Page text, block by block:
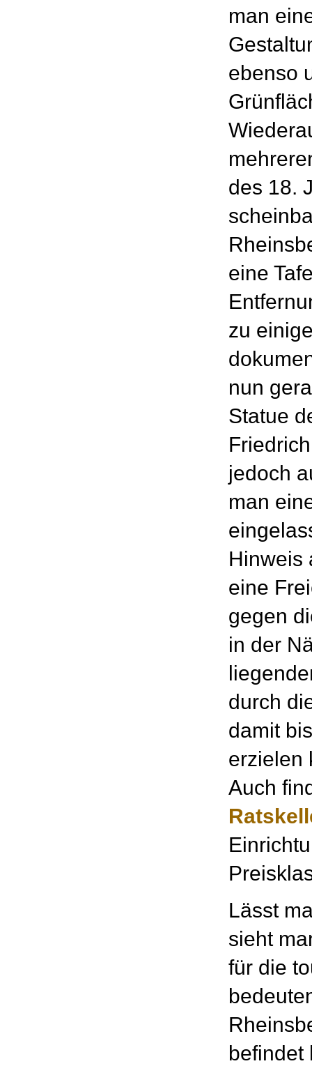
man
ebenso
des 18.
eine
zu
nun
Statue
jedoch
man
Hinweis
eine
gegen
in der
durch
damit
erzielen
Auch
Lässt
sieht
für die
befindet